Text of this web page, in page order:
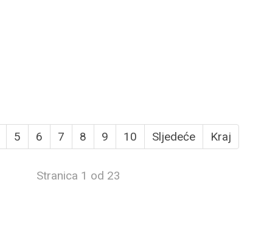
5 6 7 8 9 10 Sljedeće Kraj
Stranica 1 od 23